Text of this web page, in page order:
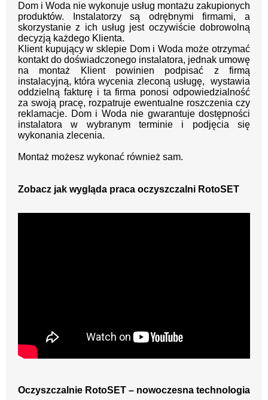
Dom i Woda nie wykonuje usług montażu zakupionych
produktów. Instalatorzy są odrębnymi firmami, a
skorzystanie z ich usług jest oczywiście dobrowolną
decyzją każdego Klienta.
Klient kupujący w sklepie Dom i Woda może otrzymać
kontakt do doświadczonego instalatora, jednak umowę
na montaż Klient powinien podpisać z firmą
instalacyjną, która wycenia zleconą usługę, wystawia
oddzielną fakturę i ta firma ponosi odpowiedzialność
za swoją pracę, rozpatruje ewentualne roszczenia czy
reklamacje. Dom i Woda nie gwarantuje dostępności
instalatora w wybranym terminie i podjęcia się
wykonania zlecenia.
Montaż możesz wykonać również sam.
Zobacz jak wygląda praca oczyszczalni RotoSET
Oczyszczalnie RotoSET – nowoczesna technologia